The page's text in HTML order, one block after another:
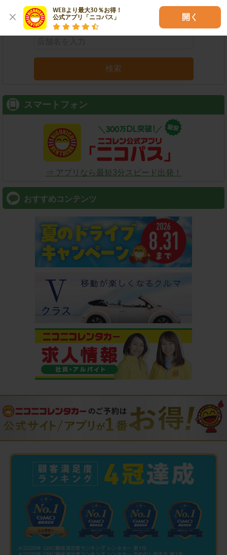
WEBより最大30％お得！
公式アプリ「ニコパス」
開く
店舗名 駅名 空港名
検索
スマートフォン
⇒ アプリなら最短3分スピード出発！
おすすめコンテンツ